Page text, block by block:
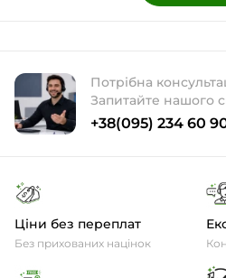
Потрібна
Запитайте нашого
+38(095) 234 60
Ціни без переплат
Без прихованих націнок